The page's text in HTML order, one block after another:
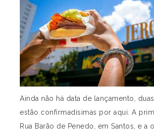
Ainda não há data de lançamento,
estão confirmadísimas por aqui. A
Rua Barão de Penedo, em Santos, e a